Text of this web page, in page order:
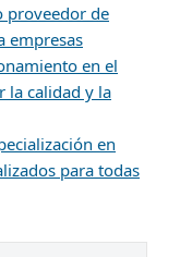
proveedor de
empresas
en el
la calidad y la
en
para todas